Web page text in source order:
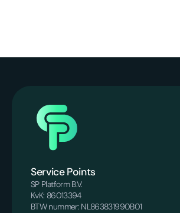
Service Points
SP Platform B.V.
KvK: 86013394
BTW nummer: NL863831990B01